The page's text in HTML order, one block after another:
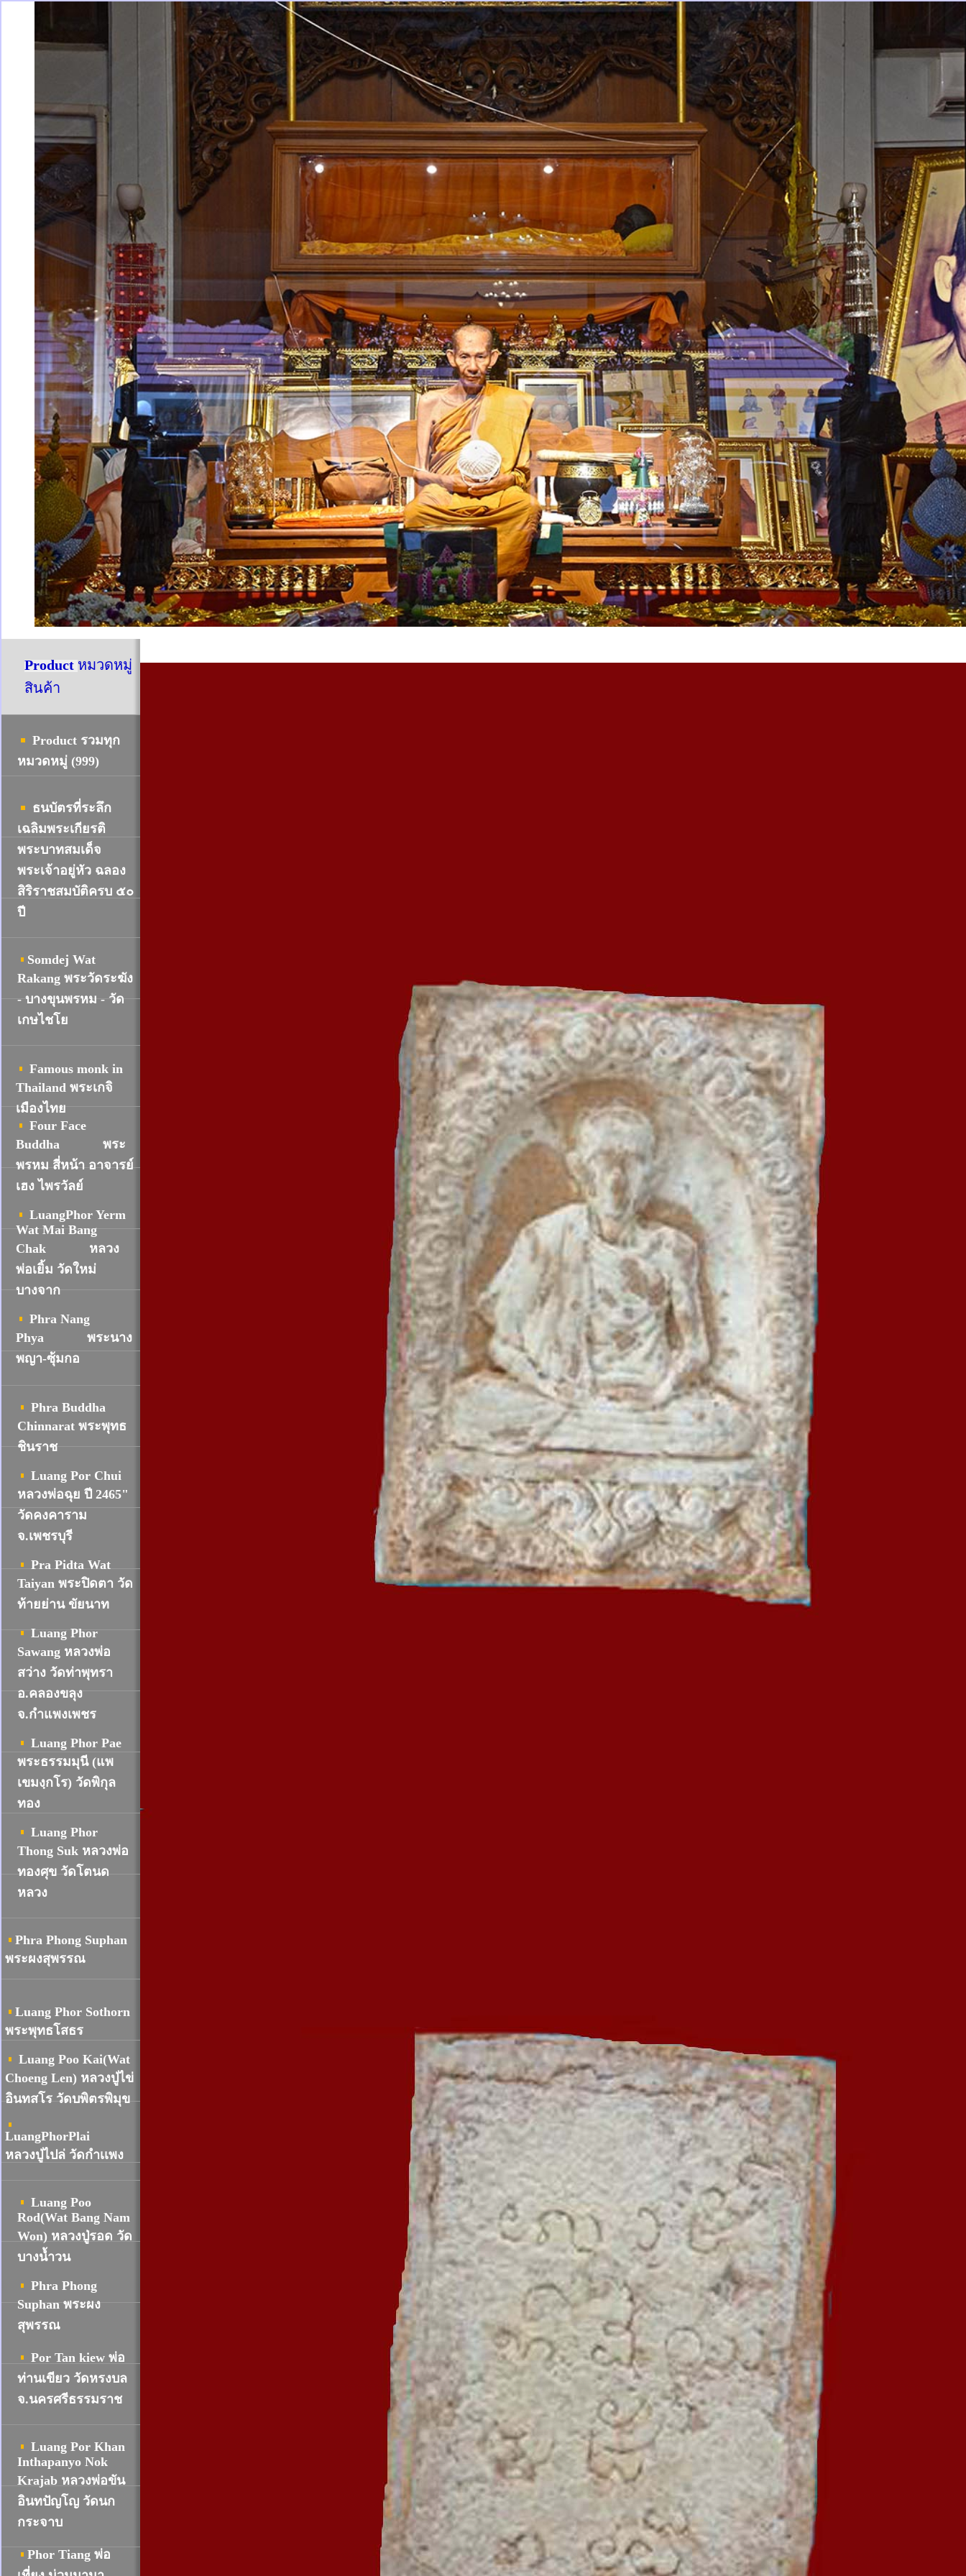
Product หมวดหมู่
สินค้า
Product รวมทุก
หมวดหมู่ (999)
ธนบัตรที่ระลึก
เฉลิมพระเกียรติ
พระบาทสมเด็จ
พระเจ้าอยู่หัว ฉลอง
สิริราชสมบัติครบ ๕๐
ปี
Somdej Wat
Rakang พระวัดระฆัง
- บางขุนพรหม - วัด
เกษไชโย
Famous monk in
Thailand พระเกจิ
เมืองไทย
Four Face
Buddha
พระ
พรหม สี่หน้า อาจารย์
เฮง ไพรวัลย์
LuangPhor Yerm
Wat Mai Bang
Chak
หลวง
พ่อเยิ้ม วัดใหม่
บางจาก
Phra Nang
Phya
พระนาง
พญา-ซุ้มกอ
Phra Buddha
Chinnarat พระพุทธ
ชินราช
Luang Por Chui
หลวงพ่อฉุย ปี 2465"
วัดคงคาราม
จ.เพชรบุรี
Pra Pidta Wat
Taiyan พระปิดตา วัด
ท้ายย่าน ขัยนาท
Luang Phor
Sawang หลวงพ่อ
สว่าง วัดท่าพุทรา
อ.คลองขลุง
จ.กำแพงเพชร
Luang Phor Pae
พระธรรมมุนี (แพ
เขมงฺกโร) วัดพิกุล
ทอง
Luang Phor
Thong Suk หลวงพ่อ
ทองศุข วัดโตนด
หลวง
Phra Phong Suphan
พระผงสุพรรณ
Luang Phor Sothorn
พระพุทธโสธร
Luang Poo Kai(Wat
Choeng Len) หลวงปู่ไข่
อินทสโร วัดบพิตรพิมุข
LuangPhorPlai
หลวงปู่ไปล่ วัดกำเเพง
Luang Poo
Rod(Wat Bang Nam
Won) หลวงปู่รอด วัด
บางน้ำวน
Phra Phong
Suphan พระผง
สุพรรณ
Por Tan kiew พ่อ
ท่านเขียว วัดหรงบล
จ.นครศรีธรรมราช
Luang Por Khan
Inthapanyo Nok
Krajab หลวงพ่อขัน
อินทปัญโญ วัดนก
กระจาบ
Phor Tiang พ่อ